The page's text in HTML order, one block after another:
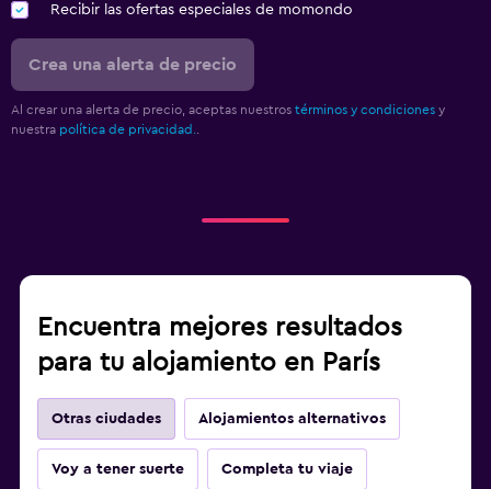
Recibir las ofertas especiales de momondo
Crea una alerta de precio
Al crear una alerta de precio, aceptas nuestros términos y condiciones y
nuestra política de privacidad.
Encuentra mejores resultados
para tu alojamiento en París
Otras ciudades Alojamientos alternativos
Voy a tener suerte Completa tu viaje